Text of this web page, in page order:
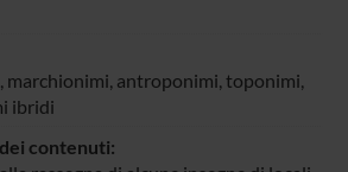
marchionimi, antroponimi, toponimi,
ibridi
contenuti: